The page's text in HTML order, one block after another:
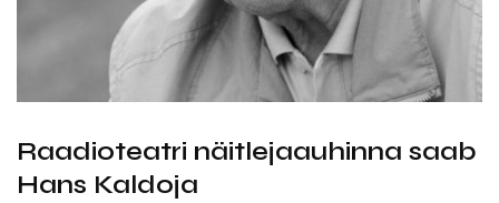
Raadioteatri näitlejaauhinna saab
Hans Kaldoja